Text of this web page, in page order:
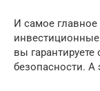
И самое
вы
безопасности. А